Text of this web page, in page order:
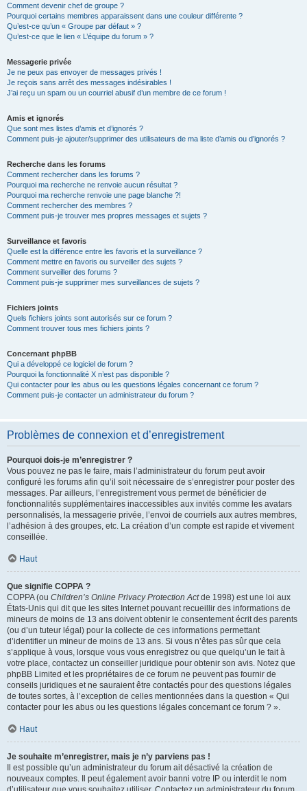
Comment devenir chef de groupe ?
Pourquoi certains membres apparaissent dans une couleur différente ?
Qu’est-ce qu’un « Groupe par défaut » ?
Qu’est-ce que le lien « L’équipe du forum » ?
Messagerie privée
Je ne peux pas envoyer de messages privés !
Je reçois sans arrêt des messages indésirables !
J’ai reçu un spam ou un courriel abusif d’un membre de ce forum !
Amis et ignorés
Que sont mes listes d’amis et d’ignorés ?
Comment puis-je ajouter/supprimer des utilisateurs de ma liste d’amis ou d’ignorés ?
Recherche dans les forums
Comment rechercher dans les forums ?
Pourquoi ma recherche ne renvoie aucun résultat ?
Pourquoi ma recherche renvoie une page blanche ?!
Comment rechercher des membres ?
Comment puis-je trouver mes propres messages et sujets ?
Surveillance et favoris
Quelle est la différence entre les favoris et la surveillance ?
Comment mettre en favoris ou surveiller des sujets ?
Comment surveiller des forums ?
Comment puis-je supprimer mes surveillances de sujets ?
Fichiers joints
Quels fichiers joints sont autorisés sur ce forum ?
Comment trouver tous mes fichiers joints ?
Concernant phpBB
Qui a développé ce logiciel de forum ?
Pourquoi la fonctionnalité X n’est pas disponible ?
Qui contacter pour les abus ou les questions légales concernant ce forum ?
Comment puis-je contacter un administrateur du forum ?
Problèmes de connexion et d’enregistrement
Pourquoi dois-je m’enregistrer ?
Vous pouvez ne pas le faire, mais l’administrateur du forum peut avoir
configuré les forums afin qu’il soit nécessaire de s’enregistrer pour poster des
messages. Par ailleurs, l’enregistrement vous permet de bénéficier de
fonctionnalités supplémentaires inaccessibles aux invités comme les avatars
personnalisés, la messagerie privée, l’envoi de courriels aux autres membres,
l’adhésion à des groupes, etc. La création d’un compte est rapide et vivement
conseillée.
Haut
Que signifie COPPA ?
COPPA (ou Children’s Online Privacy Protection Actde 1998) est une loi aux
États-Unis qui dit que les sites Internet pouvant recueillir des informations de
mineurs de moins de 13 ans doivent obtenir le consentement écrit des parents
(ou d’un tuteur légal) pour la collecte de ces informations permettant
d’identifier un mineur de moins de 13 ans. Si vous n’êtes pas sûr que cela
s’applique à vous, lorsque vous vous enregistrez ou que quelqu’un le fait à
votre place, contactez un conseiller juridique pour obtenir son avis. Notez que
phpBB Limited et les propriétaires de ce forum ne peuvent pas fournir de
conseils juridiques et ne sauraient être contactés pour des questions légales
de toutes sortes, à l’exception de celles mentionnées dans la question « Qui
contacter pour les abus ou les questions légales concernant ce forum ? ».
Haut
Je souhaite m’enregistrer, mais je n’y parviens pas !
Il est possible qu’un administrateur du forum ait désactivé la création de
nouveaux comptes. Il peut également avoir banni votre IP ou interdit le nom